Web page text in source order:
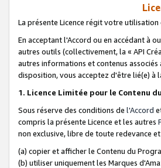
La présente Licence régit votre
En acceptant l'Accord ou en accédant à
autres outils (collectivement, la « API
autres informations et contenus associés
disposition, vous acceptez d'être lié(e) à
1. Licence Limitée pour le Contenu
Sous réserve des conditions de l'Accord
compris la présente Licence et les autres
non exclusive, libre de toute redevance
(a) copier et afficher le Contenu du
(b) utiliser uniquement les Marques